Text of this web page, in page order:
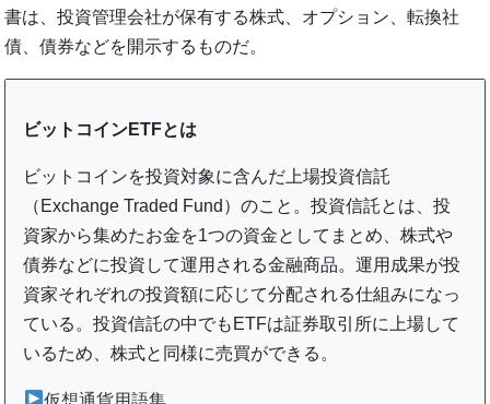
書は、投資管理会社が保有する株式、オプション、転換社
債、債券などを開示するものだ。
ビットコインETFとは
ビットコインを投資対象に含んだ上場投資信託
（Exchange Traded Fund）のこと。投資信託とは、投
資家から集めたお金を1つの資金としてまとめ、株式や
債券などに投資して運用される金融商品。運用成果が投
資家それぞれの投資額に応じて分配される仕組みになっ
ている。投資信託の中でもETFは証券取引所に上場して
いるため、株式と同様に売買ができる。
仮想通貨用語集